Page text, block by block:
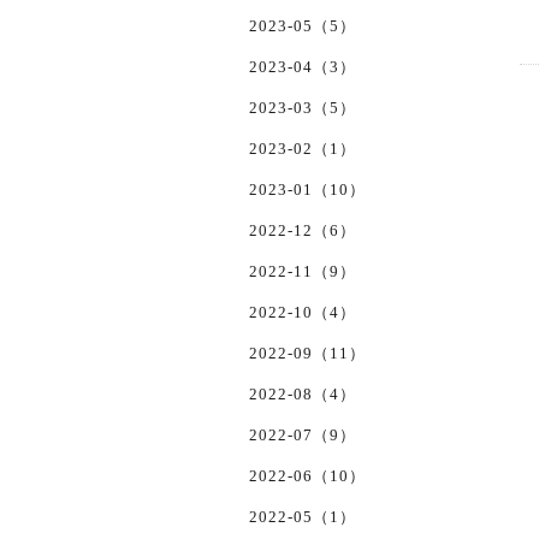
2023-05（5）
2023-04（3）
2023-03（5）
2023-02（1）
2023-01（10）
2022-12（6）
2022-11（9）
2022-10（4）
2022-09（11）
2022-08（4）
2022-07（9）
2022-06（10）
2022-05（1）